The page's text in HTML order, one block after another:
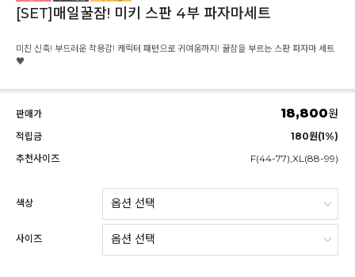
[SET]매일꿀잠! 미키 스판 4부 파자마세트
미친 신축! 부드러운 착용감! 캐릭터 패턴으로 귀여움까지! 꿀잠을 부르는 스판 파자마 세트
♥
판매가 18,800원
적립금
180원(1%)
추천사이즈
F(44-77),XL(88-99)
색상
사이즈